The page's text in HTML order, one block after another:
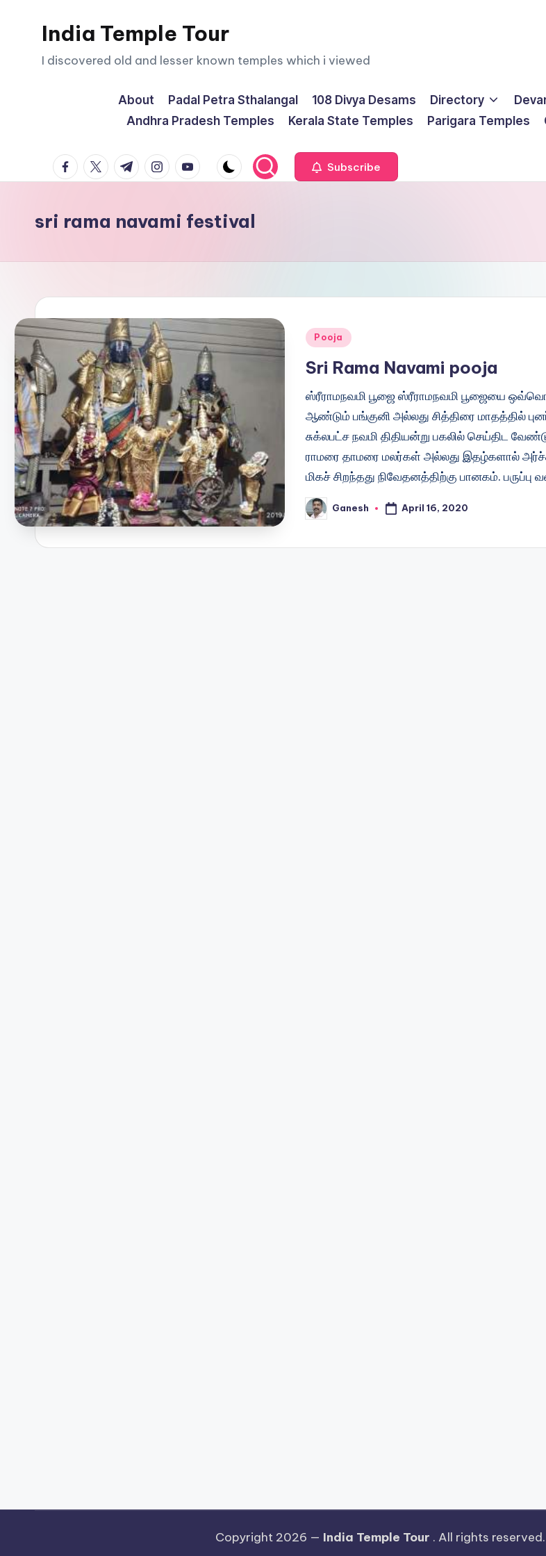
India Temple Tour
I discovered old and lesser known temples which i viewed
About Padal Petra Sthalangal 108 Divya Desams Directory
Andhra Pradesh Temples
Kerala State Temples Parigara Temples
facebook.com
twitter.com
t.me instagram.com
youtube.com Subscribe
sri rama navami festival
Posted
Pooja
Sri Rama Navami pooja
ஸ்ரீராமநவமி பூஜை ஸ்ரீராமநவமி பூஜையை
ஆண்டும் பங்குனி அல்லது சித்திரை மாதத்தில்
சுக்லபட்ச நவமி திதியன்று பகலில் செய்திட
ராமரை தாமரை மலர்கள் அல்லது இதழ்களால்
மிகச் சிறந்தது நிவேதனத்திற்கு பானகம். பருப்பு
Posted
by
Ganesh April 16, 2020
Copyright 2026 — India Temple Tour . All rights reserved.